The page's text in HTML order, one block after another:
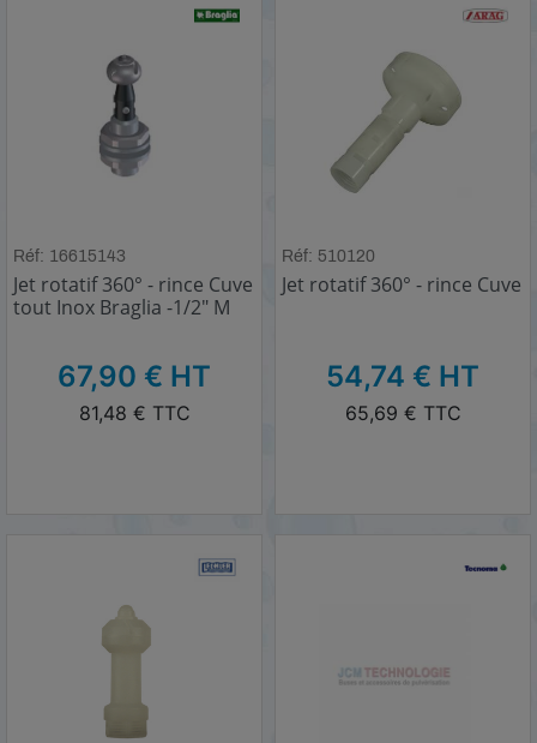
Réf: 16615143
Jet rotatif 360° - rince Cuve
tout Inox Braglia -1/2" M
67,90 € HT
81,48 € TTC
Réf: 510120
Jet rotatif 360° - rince Cuve
54,74 € HT
65,69 € TTC